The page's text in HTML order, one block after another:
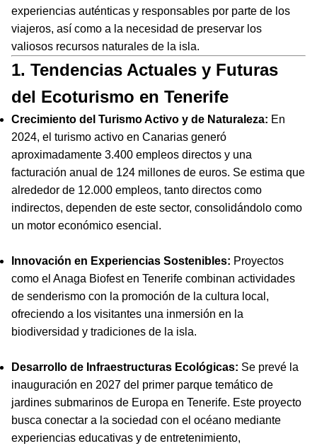
experiencias auténticas y responsables por parte de los
viajeros, así como a la necesidad de preservar los
valiosos recursos naturales de la isla.
1. Tendencias Actuales y Futuras
del Ecoturismo en Tenerife
Crecimiento del Turismo Activo y de Naturaleza: En
2024, el turismo activo en Canarias generó
aproximadamente 3.400 empleos directos y una
facturación anual de 124 millones de euros. Se estima que
alrededor de 12.000 empleos, tanto directos como
indirectos, dependen de este sector, consolidándolo como
un motor económico esencial.
Innovación en Experiencias Sostenibles: Proyectos
como el Anaga Biofest en Tenerife combinan actividades
de senderismo con la promoción de la cultura local,
ofreciendo a los visitantes una inmersión en la
biodiversidad y tradiciones de la isla.
Desarrollo de Infraestructuras Ecológicas: Se prevé la
inauguración en 2027 del primer parque temático de
jardines submarinos de Europa en Tenerife. Este proyecto
busca conectar a la sociedad con el océano mediante
experiencias educativas y de entretenimiento,